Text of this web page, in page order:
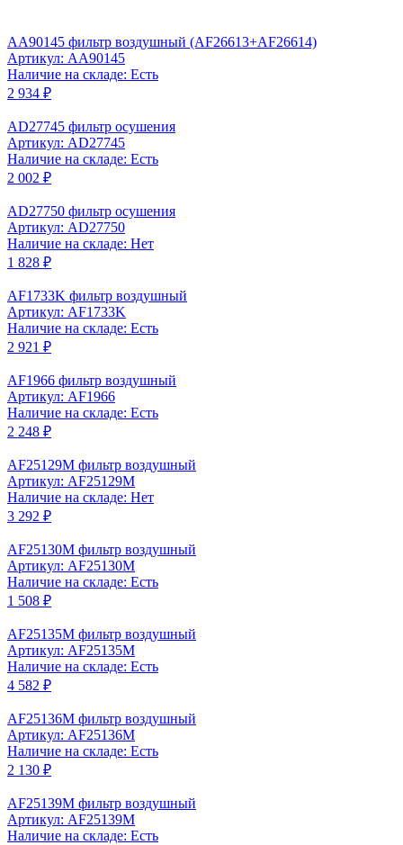
AA90145 фильтр воздушный (AF26613+AF26614)
Артикул: AA90145
Наличие на складе: Есть
2 934 ₽
AD27745 фильтр осушения
Артикул: AD27745
Наличие на складе: Есть
2 002 ₽
AD27750 фильтр осушения
Артикул: AD27750
Наличие на складе: Нет
1 828 ₽
AF1733K фильтр воздушный
Артикул: AF1733K
Наличие на складе: Есть
2 921 ₽
AF1966 фильтр воздушный
Артикул: AF1966
Наличие на складе: Есть
2 248 ₽
AF25129M фильтр воздушный
Артикул: AF25129M
Наличие на складе: Нет
3 292 ₽
AF25130M фильтр воздушный
Артикул: AF25130M
Наличие на складе: Есть
1 508 ₽
AF25135M фильтр воздушный
Артикул: AF25135M
Наличие на складе: Есть
4 582 ₽
AF25136M фильтр воздушный
Артикул: AF25136M
Наличие на складе: Есть
2 130 ₽
AF25139M фильтр воздушный
Артикул: AF25139M
Наличие на складе: Есть